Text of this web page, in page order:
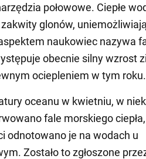
połowowe. Ciepłe
glonów,
naukowiec nazywa
obecnie silny wzrost
ociepleniem w tym roku.
oceanu w kwietniu, w
fale morskiego ciepła,
odnotowano je na wodach u
Zostało to zgłoszone